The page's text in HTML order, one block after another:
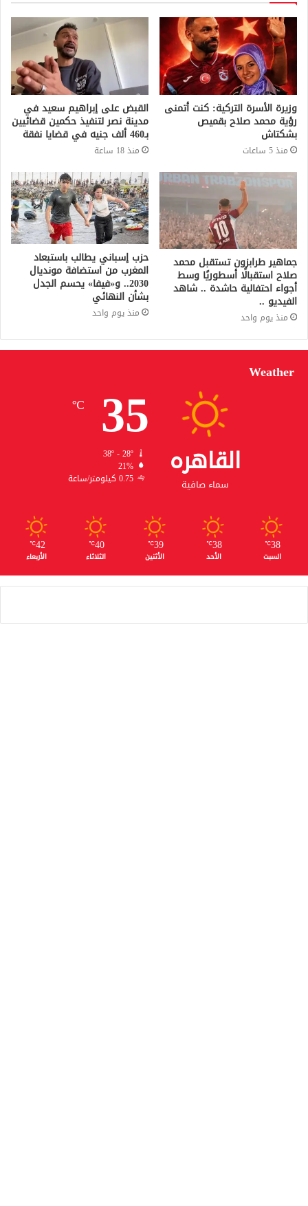
وزيرة الأسرة التركية: كنت أتمنى
رؤية محمد صلاح بقميص
بشكتاش
منذ 5 ساعات
القبض على إبراهيم سعيد في
مدينة نصر لتنفيذ حكمين قضائيين
بـ460 ألف جنيه في قضايا نفقة
منذ 18 ساعة
جماهير طرابزون تستقبل محمد
صلاح استقبالًا أسطوريًا وسط
أجواء احتفالية حاشدة .. شاهد
الفيديو ..
منذ يوم واحد
حزب إسباني يطالب باستبعاد
المغرب من استضافة مونديال
2030.. و«فيفا» يحسم الجدل
بشأن النهائي
منذ يوم واحد
Weather
القاهره
سماء صافية
35
℃
38º - 28º
21%
0.75 كيلومتر/ساعة
38
℃
السبت
38
℃
الأحد
39
℃
الأثنين
40
℃
الثلاثاء
42
℃
الأربعاء